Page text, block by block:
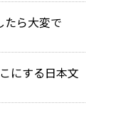
ら大変で
にする日本文